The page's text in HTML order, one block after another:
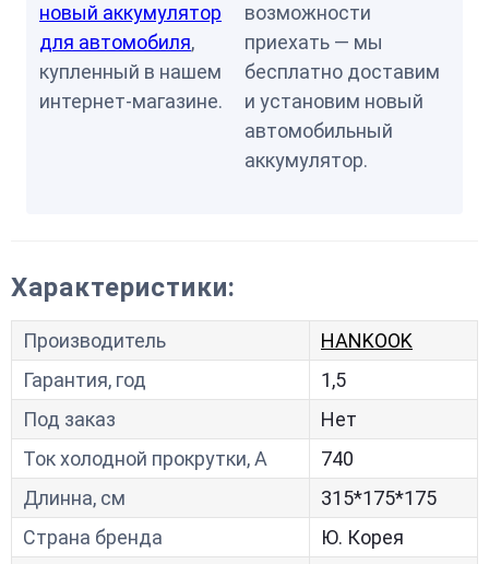
новый аккумулятор
для автомобиля,
купленный в нашем
интернет-магазине.
возможности
приехать — мы
бесплатно доставим
и установим новый
автомобильный
аккумулятор.
Характеристики:
Производитель
HANKOOK
Гарантия, год
1,5
Под заказ
Нет
Ток холодной прокрутки, A
740
Длинна, см
315*175*175
Страна бренда
Ю. Корея